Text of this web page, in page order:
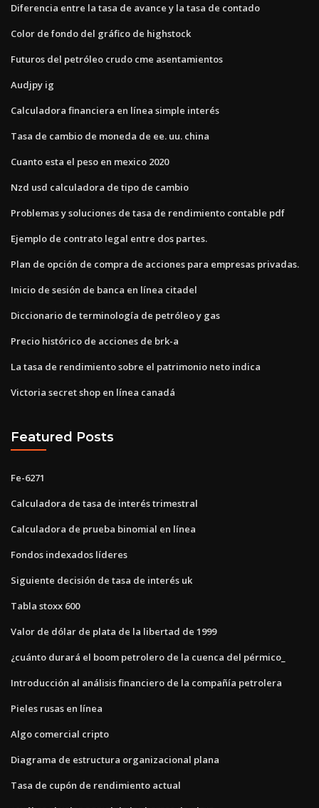
Diferencia entre la tasa de avance y la tasa de contado
Color de fondo del gráfico de highstock
Futuros del petróleo crudo cme asentamientos
Audjpy ig
Calculadora financiera en línea simple interés
Tasa de cambio de moneda de ee. uu. china
Cuanto esta el peso en mexico 2020
Nzd usd calculadora de tipo de cambio
Problemas y soluciones de tasa de rendimiento contable pdf
Ejemplo de contrato legal entre dos partes.
Plan de opción de compra de acciones para empresas privadas.
Inicio de sesión de banca en línea citadel
Diccionario de terminología de petróleo y gas
Precio histórico de acciones de brk-a
La tasa de rendimiento sobre el patrimonio neto indica
Victoria secret shop en línea canadá
Featured Posts
Fe-6271
Calculadora de tasa de interés trimestral
Calculadora de prueba binomial en línea
Fondos indexados líderes
Siguiente decisión de tasa de interés uk
Tabla stoxx 600
Valor de dólar de plata de la libertad de 1999
¿cuánto durará el boom petrolero de la cuenca del pérmico_
Introducción al análisis financiero de la compañía petrolera
Pieles rusas en línea
Algo comercial cripto
Diagrama de estructura organizacional plana
Tasa de cupón de rendimiento actual